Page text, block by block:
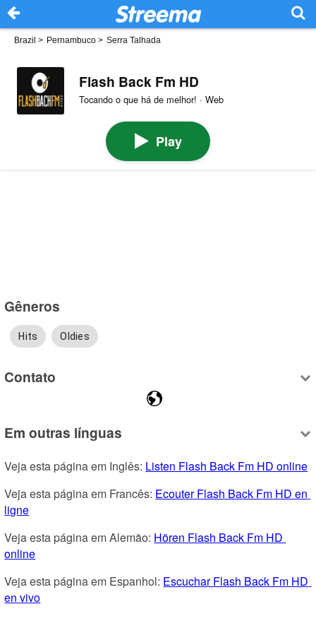
Brazil > Pernambuco > Serra Talhada
Flash Back Fm HD
Tocando o que há de melhor! · Web
Play
Gêneros
Hits Oldies
Contato
Em outras línguas
Veja esta página em Inglês: Listen Flash Back Fm HD online
Veja esta página em Francês: Ecouter Flash Back Fm HD en
ligne
Veja esta página em Alemão: Hören Flash Back Fm HD
online
Veja esta página em Espanhol: Escuchar Flash Back Fm HD
en vivo